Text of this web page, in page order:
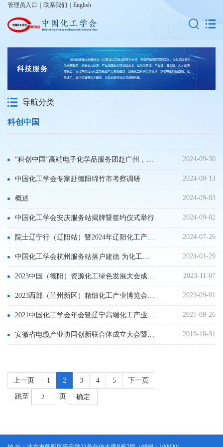
管理员入口 联系我们 English
导航分类
科创中国
“科创中国”高端电子化学品服务团赴广州，助力电子化学品产业高质量发展 2024-09-30
中国化工学会专家赴德阳绵竹市考察调研 2024-09-13
概述 2024-09-03
中国化工学会安庆服务站揭牌暨签约仪式举行 2024-09-02
院士辽宁行（辽阳站）暨2024年辽阳化工产业大会盛大召开 2024-07-26
中国化工学会杭州服务站落户建德 为化工产业高质量发展提供“智力”支撑 2024-01-29
2023中国（德阳）资源化工绿色发展大会成功召开 2023-11-07
2023西部（兰州新区）精细化工产业博览会盛大开幕 2023-09-01
2021中国化工学会年会暨辽宁高端化工产业发展峰会盛大召开 2021-09-26
安徽省电缆产业协同创新联合体成立大会暨中国（无为）电缆产业科技创新协同发展高峰论坛举行 2019-10-31
上一页 1 2 3 4 5 下一页
跳至 页 确定